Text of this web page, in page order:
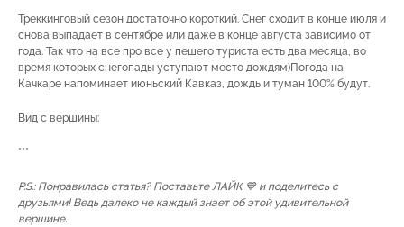
Треккинговый сезон достаточно короткий. Снег сходит в конце июля и
снова выпадает в сентябре или даже в конце августа зависимо от
года. Так что на все про все у пешего туриста есть два месяца, во
время которых снегопады уступают место дождям)Погода на
Качкаре напоминает июньский Кавказ, дождь и туман 100% будут.
Вид с вершины:
***
P.S.: Понравилась статья? Поставьте ЛАЙК 💙 и поделитесь с
друзьями! Ведь далеко не каждый знает об этой удивительной
вершине.